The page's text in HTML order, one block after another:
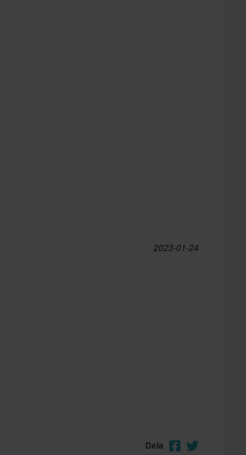
2023-01-24
Dela